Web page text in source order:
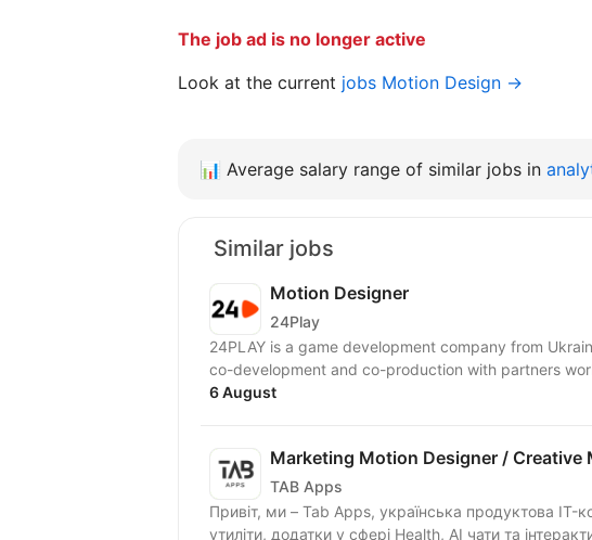
The job ad is no longer active
Look at the current jobs Motion Design →
📊 Average salary range of similar jobs in
Similar jobs
Motion Designer
24Play
24PLAY is a game development company from
6 August
Marketing Motion Designer / Creative
TAB Apps
Привіт, ми – Tab Apps, українська продуктова IT-компанія повного циклу, яка створює
утиліти, додатки у сфері Health, AI чати та